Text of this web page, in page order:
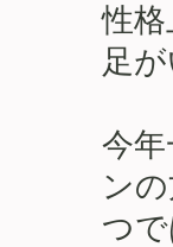
性
足
今
ン
つ